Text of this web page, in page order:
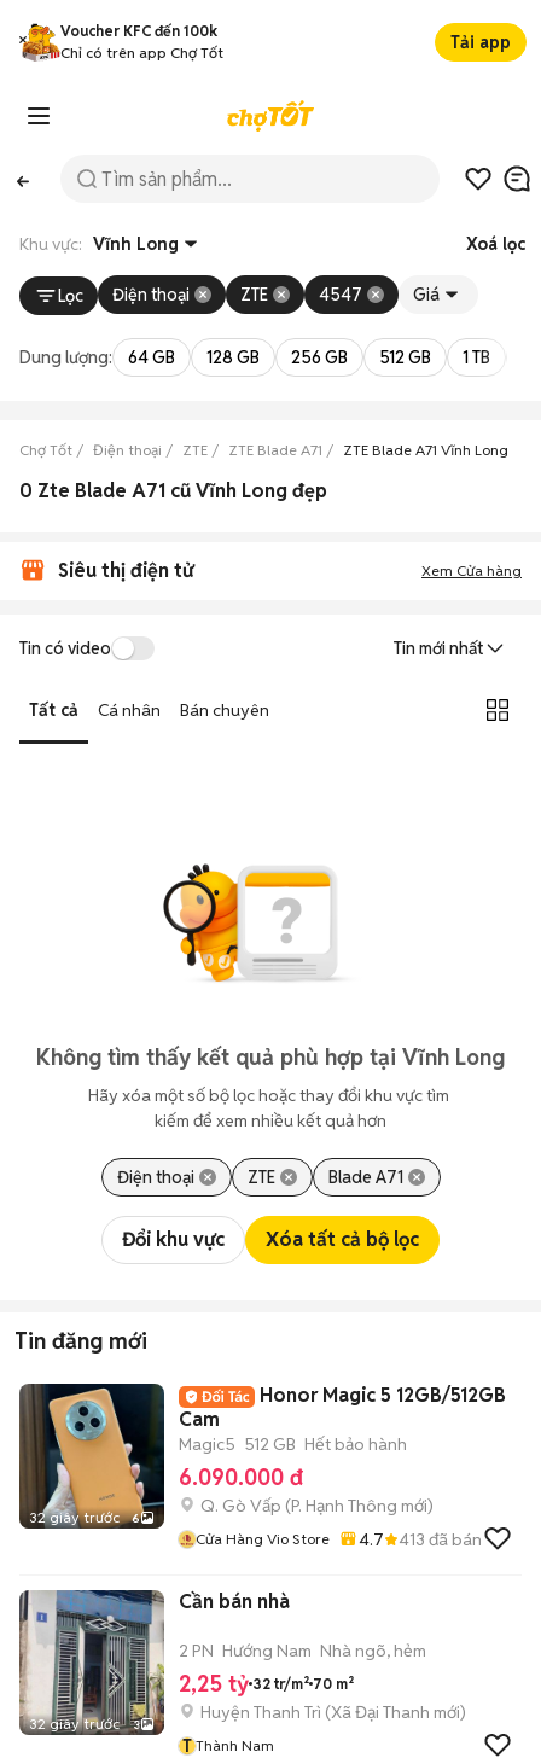
Voucher KFC đến 100k
Chỉ có trên app Chợ Tốt
Tải app
Khu vực: Vĩnh Long Xoá lọc
Lọc Điện thoại ZTE 4547 Giá
Dung lượng: 64 GB 128 GB 256 GB 512 GB 1 TB
Chợ Tốt Điện thoại ZTE ZTE Blade A71 ZTE Blade A71 Vĩnh Long
0 Zte Blade A71 cũ Vĩnh Long đẹp
Siêu thị điện tử Xem Cửa hàng
Tin có video Tin mới nhất
Tất cả Cá nhân Bán chuyên
Không tìm thấy kết quả phù hợp tại Vĩnh Long
Hãy xóa một số bộ lọc hoặc thay đổi khu vực tìm
kiếm để xem nhiều kết quả hơn
Điện thoại ZTE Blade A71
Đổi khu vực Xóa tất cả bộ lọc
Tin đăng mới
32 giây trước 6
Honor Magic 5 12GB/512GB
Cam
Magic5 512 GB Hết bảo hành
6.090.000 đ
Q. Gò Vấp (P. Hạnh Thông mới)
Cửa Hàng Vio Store 4.7 413 đã bán
32 giây trước 3
Cần bán nhà
2 PN Hướng Nam Nhà ngõ, hẻm
2,25 tỷ 32 tr/m² 70 m²
Huyện Thanh Trì (Xã Đại Thanh mới)
T Thành Nam